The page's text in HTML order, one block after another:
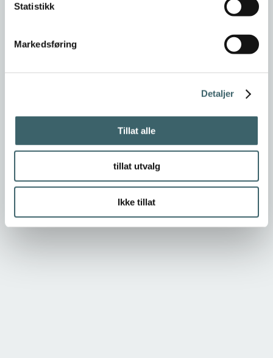
Statistikk
Markedsføring
Detaljer
Tillat alle
tillat utvalg
Ikke tillat